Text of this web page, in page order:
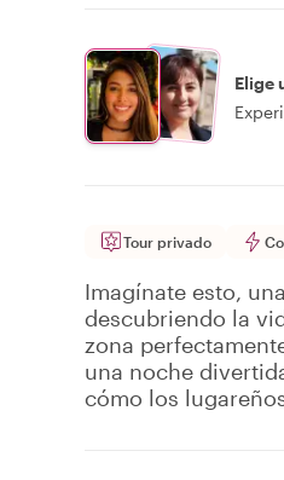
Elige
Tour privado
Imagínate esto,
descubriendo la
zona
una noche
cómo los